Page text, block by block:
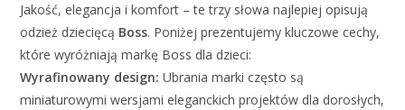
Jakość, elegancja i komfort – te trzy słowa najlepiej opisują
odzież dziecięcą Boss. Poniżej prezentujemy kluczowe cechy,
które wyróżniają markę Boss dla dzieci:
Wyrafinowany design: Ubrania marki często są
miniaturowymi wersjami eleganckich projektów dla dorosłych,